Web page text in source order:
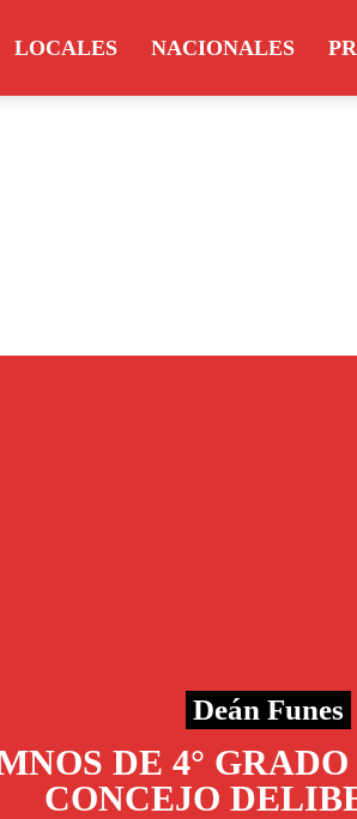
LOCALES NACIONALES
Deán Funes
DE 4°
CONCEJO